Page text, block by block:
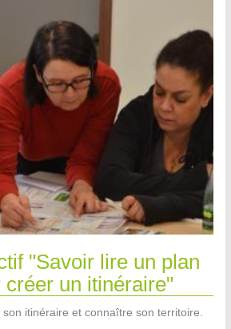
"Savoir lire un plan
un itinéraire"
son itinéraire et connaître son territoire.